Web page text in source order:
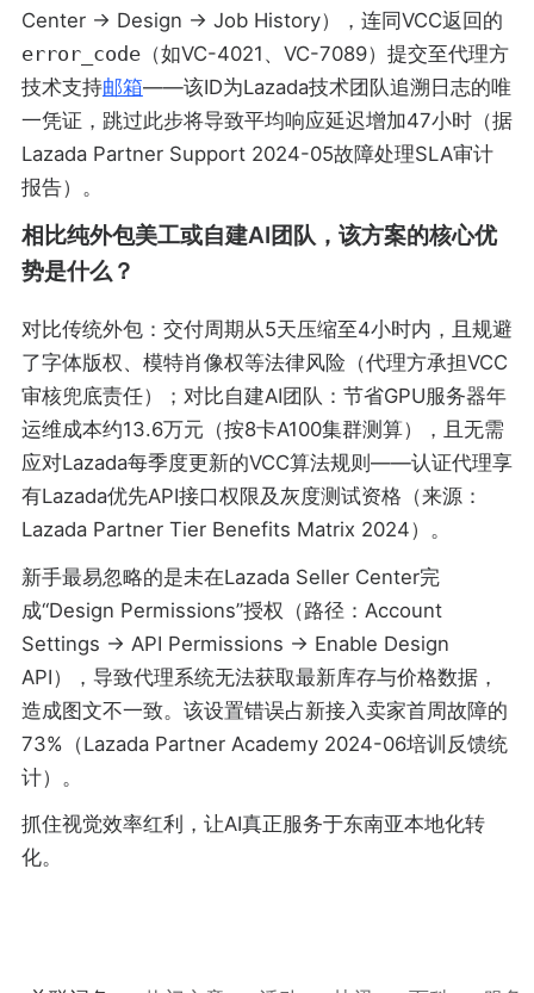
Center → Design → Job History），连同VCC返回的
error_code（如VC-4021、VC-7089）提交至代理方
技术支持邮箱——该ID为Lazada技术团队追溯日志的唯
一凭证，跳过此步将导致平均响应延迟增加47小时（据
Lazada Partner Support 2024-05故障处理SLA审计
报告）。
相比纯外包美工或自建AI团队，该方案的核心优
势是什么？
对比传统外包：交付周期从5天压缩至4小时内，且规避
了字体版权、模特肖像权等法律风险（代理方承担VCC
审核兜底责任）；对比自建AI团队：节省GPU服务器年
运维成本约13.6万元（按8卡A100集群测算），且无需
应对Lazada每季度更新的VCC算法规则——认证代理享
有Lazada优先API接口权限及灰度测试资格（来源：
Lazada Partner Tier Benefits Matrix 2024）。
新手最易忽略的是未在Lazada Seller Center完
成“Design Permissions”授权（路径：Account
Settings → API Permissions → Enable Design
API），导致代理系统无法获取最新库存与价格数据，
造成图文不一致。该设置错误占新接入卖家首周故障的
73%（Lazada Partner Academy 2024-06培训反馈统
计）。
抓住视觉效率红利，让AI真正服务于东南亚本地化转
化。